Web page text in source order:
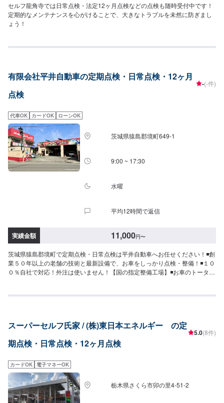
セルフ龍角寺では日常点検・法定12ヶ月点検などの点検も随時受付中です！
定期的なメンテナンスを心がけることで、大きなトラブルを未然に防ぎまし
ょう！
有限会社平井自動車の定期点検・日常点検・12ヶ月
点検
-(-件)
代車OK カードOK ローンOK
茨城県猿島郡境町649-1
9:00 ~ 17:30
水曜
平均12時間で返信
実績金額 11,000円〜
茨城県猿島郡境町で定期点検・日常点検は平井自動車へお任せください！◾創
業５０年以上の老舗の技術と最新設備で、お車をしっかり点検・整備！◾１０
０％自社で対応！外注は使いません！【国の指定整備工場】◾お車のトータル
た…★保険を使えべきなのかわからない…などのご相談もお気軽にどうぞ！
ご納得いただければ作業開始【4】仕上がり次第納車-----納期について-----納
期は通常1日～2日程度で納車となります。車種や条件などにより、納期は前
後する場合がございます。予めご了承ください。-----代車について-----無料の
料代はお客様にご負担いただいております。※内容などにより貸し出し出来か
ねる場合もございます。-----ご来店時の注意、受付方法-----入庫の際はお気を
つけてお越しください。駐車スペースは事務所前のお客様駐車スペースに駐
車してください。受付はスタッフへ「メンテモで予約しました」とお伝えく
ださい。ご案内いたします。
スーパーセルフ氏家 / (株)東日本エネルギー の定
期点検・日常点検・12ヶ月点検
5.0(8件)
カードOK 電子マネーOK
栃木県さくら市卯の里4-51-2